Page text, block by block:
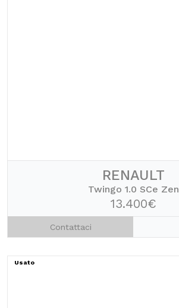
RENAULT
Twingo 1.0 SCe Zen
13.400€
Contattaci
Usato